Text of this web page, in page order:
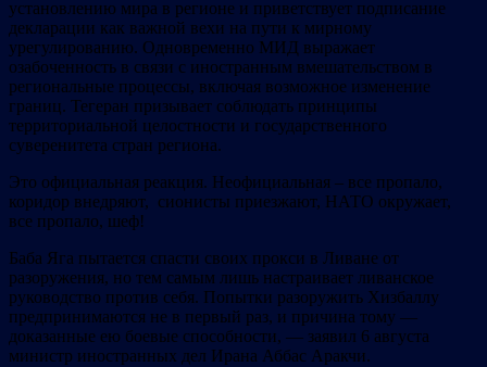
установлению мира в регионе и приветствует подписание
декларации как важной вехи на пути к мирному
урегулированию. Одновременно МИД выражает
озабоченность в связи с иностранным вмешательством в
региональные процессы, включая возможное изменение
границ. Тегеран призывает соблюдать принципы
территориальной целостности и государственного
суверенитета стран региона.
Это официальная реакция. Неофициальная – все пропало,
коридор внедряют, сионисты приезжают, НАТО окружает,
все пропало, шеф!
Баба Яга пытается спасти своих прокси в Ливане от
разоружения, но тем самым лишь настраивает ливанское
руководство против себя. Попытки разоружить Хизбаллу
предпринимаются не в первый раз, и причина тому —
доказанные ею боевые способности, — заявил 6 августа
министр иностранных дел Ирана Аббас Аракчи.